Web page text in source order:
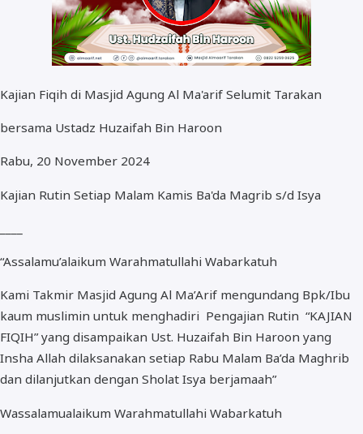
Kajian Fiqih di Masjid Agung Al Ma'arif Selumit Tarakan
bersama Ustadz Huzaifah Bin Haroon
Rabu, 20 November 2024
Kajian Rutin Setiap Malam Kamis Ba'da Magrib s/d Isya
“Assalamu’alaikum Warahmatullahi Wabarkatuh
Kami Takmir Masjid Agung Al Ma’Arif mengundang Bpk/Ibu
kaum muslimin untuk menghadiri Pengajian Rutin “KAJIAN
FIQIH” yang disampaikan Ust. Huzaifah Bin Haroon yang
Insha Allah dilaksanakan setiap Rabu Malam Ba’da Maghrib
dan dilanjutkan dengan Sholat Isya berjamaah”
Wassalamualaikum Warahmatullahi Wabarkatuh